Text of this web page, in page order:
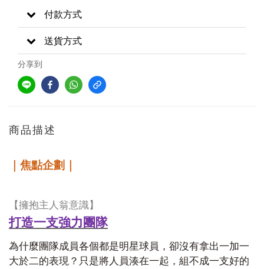
付款方式
送貨方式
分享到
商品描述
｜焦點企劃｜
【擁抱主人翁意識】
打造一支強力團隊
為什麼團隊成員各個都是明星球員，卻沒有拿出一加一
大於二的表現？只是將人員湊在一起，組不成一支好的